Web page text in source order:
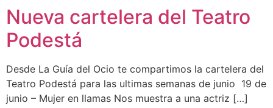
Nueva cartelera del Teatro
Podestá
Desde La Guía del Ocio te compartimos la cartelera del
Teatro Podestá para las ultimas semanas de junio 19 de
junio – Mujer en llamas Nos muestra a una actriz […]